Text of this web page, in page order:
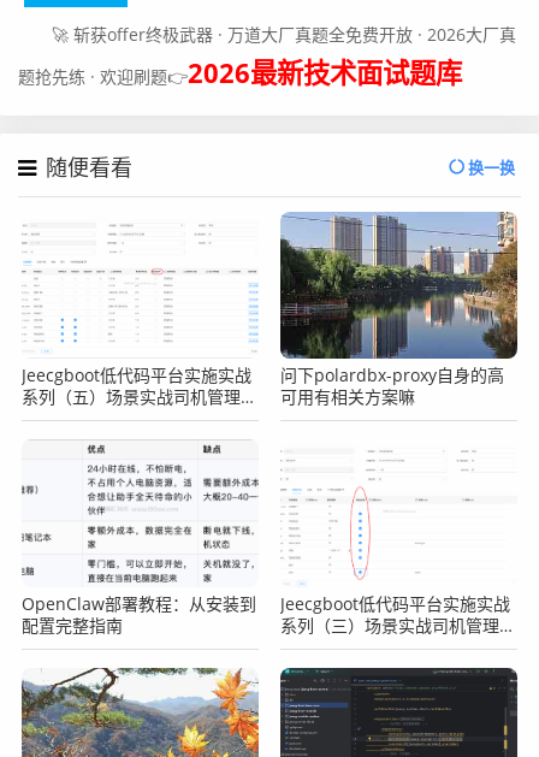
🚀 斩获offer终极武器 · 万道大厂真题全免费开放 · 2026大厂真
题抢先练 · 欢迎刷题👉2026最新技术面试题库
随便看看 换一换
Jeecgboot低代码平台实施实战
系列（五）场景实战司机管理之
表单添加搜索功能
问下polardbx-proxy自身的高
可用有相关方案嘛
OpenClaw部署教程：从安装到
配置完整指南
Jeecgboot低代码平台实施实战
系列（三）场景实战司机管理之
表单字段必填